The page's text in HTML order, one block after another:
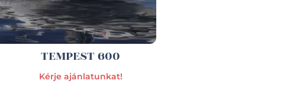
TEMPEST 600
Kérje ajánlatunkat!